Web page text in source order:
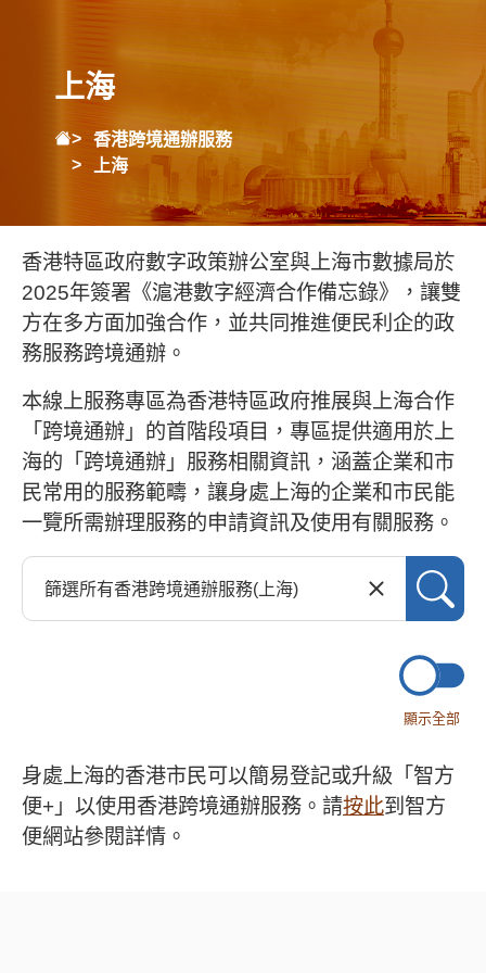
上海
香港跨境通辦服務
上海
香港特區政府數字政策辦公室與上海市數據局於
2025年簽署《滬港數字經濟合作備忘錄》，讓雙
方在多方面加強合作，並共同推進便民利企的政
務服務跨境通辦。
本線上服務專區為香港特區政府推展與上海合作
「跨境通辦」的首階段項目，專區提供適用於上
海的「跨境通辦」服務相關資訊，涵蓋企業和市
民常用的服務範疇，讓身處上海的企業和市民能
一覽所需辦理服務的申請資訊及使用有關服務。
顯示全部
身處上海的香港市民可以簡易登記或升級「智方
便+」以使用香港跨境通辦服務。請按此到智方
便網站參閱詳情。